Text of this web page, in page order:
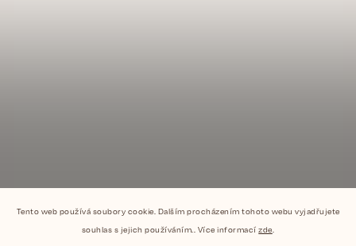
Tento web používá soubory cookie. Dalším procházením tohoto webu vyjadřujete
souhlas s jejich používáním.. Více informacízde